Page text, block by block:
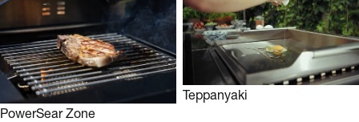
PowerSear Zone
Teppanyaki